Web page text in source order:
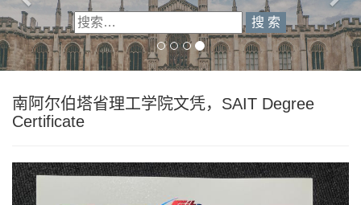
南阿尔伯塔省理工学院文凭，SAIT Degree
Certificate